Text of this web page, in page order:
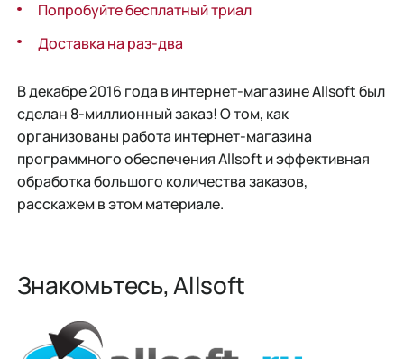
Попробуйте бесплатный триал
Доставка на раз-два
В декабре 2016 года в интернет-магазине Allsoft был
сделан 8-миллионный заказ! О том, как
организованы работа интернет-магазина
программного обеспечения Allsoft и эффективная
обработка большого количества заказов,
расскажем в этом материале.
Знакомьтесь, Allsoft